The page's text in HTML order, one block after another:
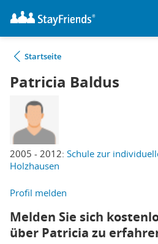
Startseite
Patricia Baldus
2005 - 2012: Schule zur
Holzhausen
Profil melden
Melden Sie sich
über Patricia zu